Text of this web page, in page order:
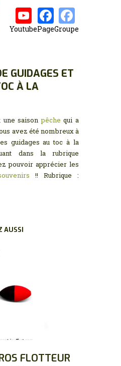
YoutubePageGroupe
GUIDAGES ET
À LA
une saisonpêche qui a
avez été nombreux à
guidages au toc à la
dans la rubrique
pouvoir apprécier les
!! Rubrique :
AUSSI
FLOTTEUR